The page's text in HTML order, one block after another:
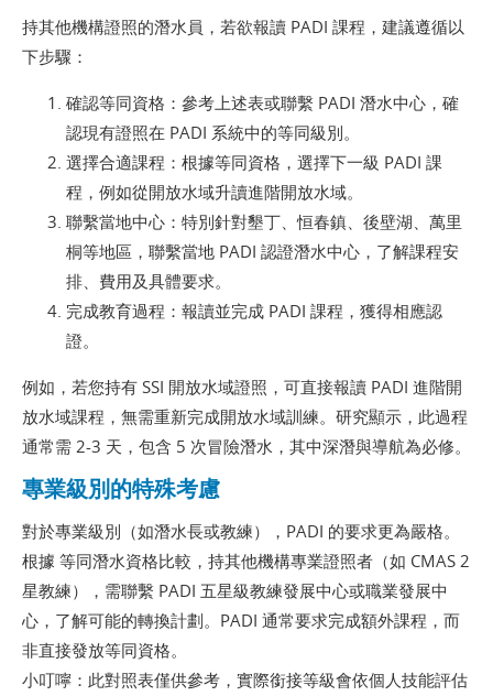
持其他機構證照的潛水員，若欲報讀 PADI 課程，建議遵循以
下步驟：
確認等同資格：參考上述表或聯繫 PADI 潛水中心，確
認現有證照在 PADI 系統中的等同級別。
選擇合適課程：根據等同資格，選擇下一級 PADI 課
程，例如從開放水域升讀進階開放水域。
聯繫當地中心：特別針對墾丁、恒春鎮、後壁湖、萬里
桐等地區，聯繫當地 PADI 認證潛水中心，了解課程安
排、費用及具體要求。
完成教育過程：報讀並完成 PADI 課程，獲得相應認
證。
例如，若您持有 SSI 開放水域證照，可直接報讀 PADI 進階開
放水域課程，無需重新完成開放水域訓練。研究顯示，此過程
通常需 2-3 天，包含 5 次冒險潛水，其中深潛與導航為必修。
專業級別的特殊考慮
對於專業級別（如潛水長或教練），PADI 的要求更為嚴格。
根據 等同潛水資格比較 ，持其他機構專業證照者（如 CMAS 2
星教練），需聯繫 PADI 五星級教練發展中心或職業發展中
心，了解可能的轉換計劃。PADI 通常要求完成額外課程，而
非直接發放等同資格。
小叮嚀：此對照表僅供參考，實際銜接等級會依個人技能評估